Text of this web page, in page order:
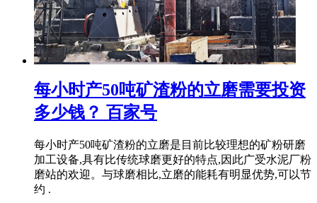
每小时产50吨矿渣粉的立磨需要投资
多少钱？ 百家号
每小时产50吨矿渣粉的立磨是目前比较理想的矿粉研磨
加工设备,具有比传统球磨更好的特点,因此广受水泥厂粉
磨站的欢迎。与球磨相比,立磨的能耗有明显优势,可以节
约 .